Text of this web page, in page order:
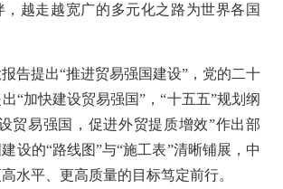
，越走越宽广的多元化之路为世界各国
告提出“推进贸易强国建设”，党的二十
“加快建设贸易强国”，“十五五”规划纲
贸易强国，促进外贸提质增效”作出部
设的“路线图”与“施工表”清晰铺展，中
水平、更高质量的目标笃定前行。